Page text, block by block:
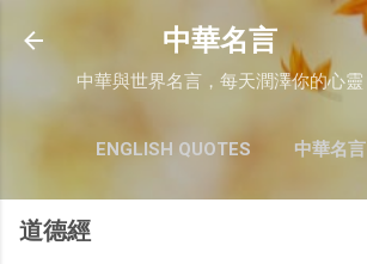
跳至主要內容
中華名言
中華與世界名言，每天潤澤你的心靈
ENGLISH QUOTES 中華名言
道德經